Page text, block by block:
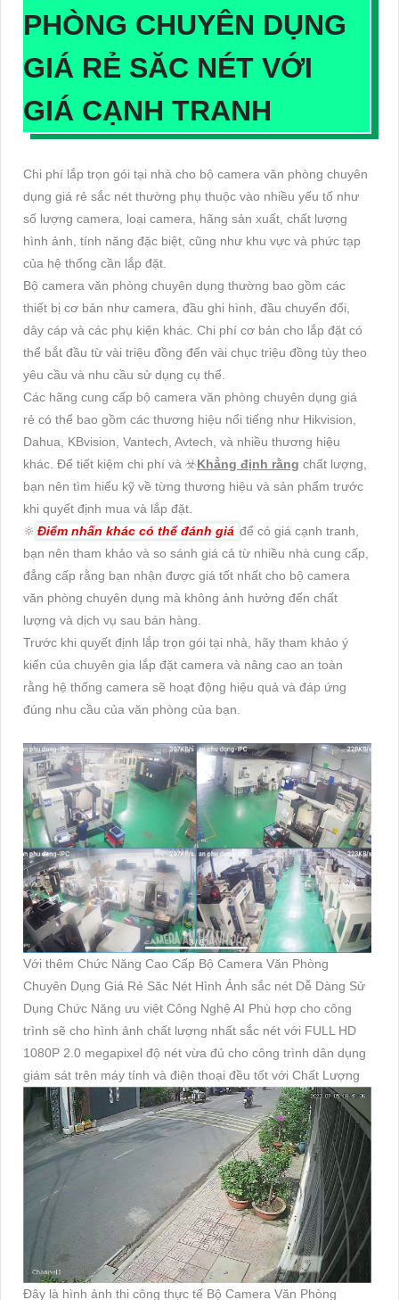
PHÒNG CHUYÊN DỤNG
GIÁ RẺ SĂC NÉT VỚI
GIÁ CẠNH TRANH
Chi phí lắp trọn gói tại nhà cho bộ camera văn phòng chuyên
dụng giá rẻ sắc nét thường phụ thuộc vào nhiều yếu tố như
số lượng camera, loại camera, hãng sản xuất, chất lượng
hình ảnh, tính năng đặc biệt, cũng như khu vực và phức tạp
của hệ thống cần lắp đặt.
Bộ camera văn phòng chuyên dụng thường bao gồm các
thiết bị cơ bản như camera, đầu ghi hình, đầu chuyển đổi,
dây cáp và các phụ kiện khác. Chi phí cơ bản cho lắp đặt có
thể bắt đầu từ vài triệu đồng đến vài chục triệu đồng tùy theo
yêu cầu và nhu cầu sử dụng cụ thể.
Các hãng cung cấp bộ camera văn phòng chuyên dụng giá
rẻ có thể bao gồm các thương hiệu nổi tiếng như Hikvision,
Dahua, KBvision, Vantech, Avtech, và nhiều thương hiệu
khác. Để tiết kiệm chi phí và ☣️Khẳng định rằng chất lượng,
bạn nên tìm hiểu kỹ về từng thương hiệu và sản phẩm trước
khi quyết định mua và lắp đặt.
🔆 Điểm nhấn khác có thể đánh giá để có giá cạnh tranh,
bạn nên tham khảo và so sánh giá cả từ nhiều nhà cung cấp,
đẳng cấp rằng bạn nhận được giá tốt nhất cho bộ camera
văn phòng chuyên dụng mà không ảnh hưởng đến chất
lượng và dịch vụ sau bán hàng.
Trước khi quyết định lắp trọn gói tại nhà, hãy tham khảo ý
kiến của chuyên gia lắp đặt camera và nâng cao an toàn
rằng hệ thống camera sẽ hoạt động hiệu quả và đáp ứng
đúng nhu cầu của văn phòng của bạn.
Với thêm Chức Năng Cao Cấp Bộ Camera Văn Phòng
Chuyên Dụng Giá Rẻ Săc Nét Hình Ảnh sắc nét Dễ Dàng Sử
Dụng Chức Năng ưu việt Công Nghệ AI Phù hợp cho công
trình sẽ cho hình ảnh chất lượng nhất sắc nét với FULL HD
1080P 2.0 megapixel độ nét vừa đủ cho công trình dân dụng
giám sát trên máy tính và điện thoại đều tốt với Chất Lượng
Đây là hình ảnh thi công thực tế Bộ Camera Văn Phòng